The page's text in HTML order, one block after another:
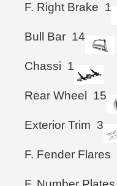
F. Right Brake 1
Bull Bar 14
Chassi 1
Rear Wheel 15
Exterior Trim 3
F. Fender Flares